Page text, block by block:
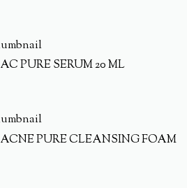
AC PURE SERUM 20 ML
ACNE PURE CLEANSING FOAM